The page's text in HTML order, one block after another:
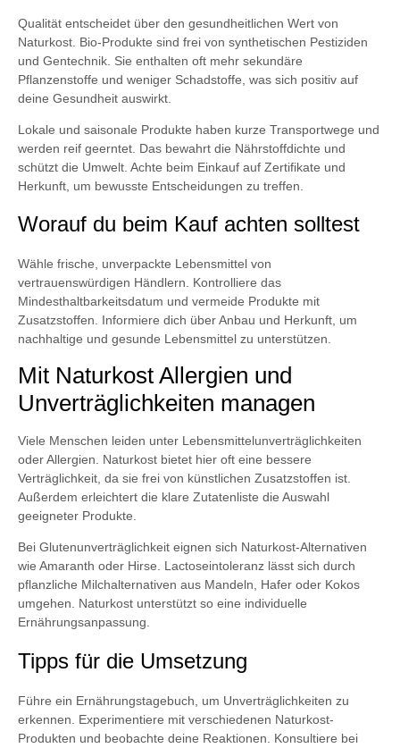
Qualität entscheidet über den gesundheitlichen Wert von
Naturkost. Bio-Produkte sind frei von synthetischen Pestiziden
und Gentechnik. Sie enthalten oft mehr sekundäre
Pflanzenstoffe und weniger Schadstoffe, was sich positiv auf
deine Gesundheit auswirkt.
Lokale und saisonale Produkte haben kurze Transportwege und
werden reif geerntet. Das bewahrt die Nährstoffdichte und
schützt die Umwelt. Achte beim Einkauf auf Zertifikate und
Herkunft, um bewusste Entscheidungen zu treffen.
Worauf du beim Kauf achten solltest
Wähle frische, unverpackte Lebensmittel von
vertrauenswürdigen Händlern. Kontrolliere das
Mindesthaltbarkeitsdatum und vermeide Produkte mit
Zusatzstoffen. Informiere dich über Anbau und Herkunft, um
nachhaltige und gesunde Lebensmittel zu unterstützen.
Mit Naturkost Allergien und
Unverträglichkeiten managen
Viele Menschen leiden unter Lebensmittelunverträglichkeiten
oder Allergien. Naturkost bietet hier oft eine bessere
Verträglichkeit, da sie frei von künstlichen Zusatzstoffen ist.
Außerdem erleichtert die klare Zutatenliste die Auswahl
geeigneter Produkte.
Bei Glutenunverträglichkeit eignen sich Naturkost-Alternativen
wie Amaranth oder Hirse. Lactoseintoleranz lässt sich durch
pflanzliche Milchalternativen aus Mandeln, Hafer oder Kokos
umgehen. Naturkost unterstützt so eine individuelle
Ernährungsanpassung.
Tipps für die Umsetzung
Führe ein Ernährungstagebuch, um Unverträglichkeiten zu
erkennen. Experimentiere mit verschiedenen Naturkost-
Produkten und beobachte deine Reaktionen. Konsultiere bei